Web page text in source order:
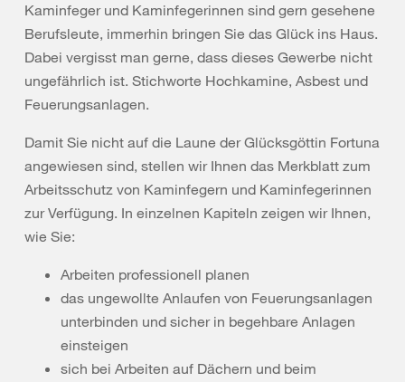
Kaminfeger und Kaminfegerinnen sind gern gesehene
Berufsleute, immerhin bringen Sie das Glück ins Haus.
Dabei vergisst man gerne, dass dieses Gewerbe nicht
ungefährlich ist. Stichworte Hochkamine, Asbest und
Feuerungsanlagen.
Damit Sie nicht auf die Laune der Glücksgöttin Fortuna
angewiesen sind, stellen wir Ihnen das Merkblatt zum
Arbeitsschutz von Kaminfegern und Kaminfegerinnen
zur Verfügung. In einzelnen Kapiteln zeigen wir Ihnen,
wie Sie:
Arbeiten professionell planen
das ungewollte Anlaufen von Feuerungsanlagen
unterbinden und sicher in begehbare Anlagen
einsteigen
sich bei Arbeiten auf Dächern und beim